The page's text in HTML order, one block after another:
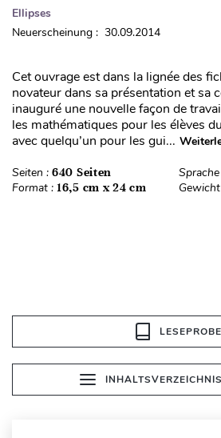
Ellipses
Neuerscheinung : 30.09.2014
Cet ouvrage est dans la lignée des
novateur dans sa présentation et sa
inauguré une nouvelle façon de
les mathématiques pour les élèves
avec quelqu’un pour les gui...
Seiten : 640 Seiten
Format : 16,5 cm x 24 cm
LESEPROBE